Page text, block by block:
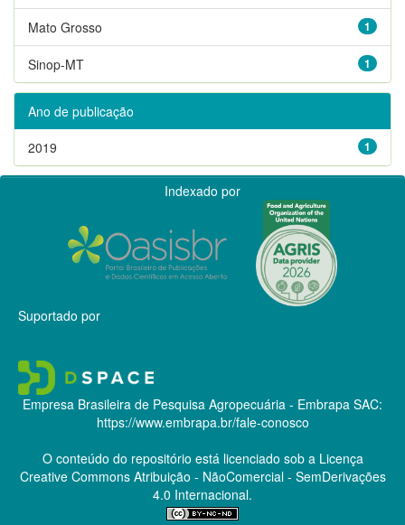
1
Mato Grosso
1
Sinop-MT
Ano de publicação
1
2019
Indexado por
Suportado por
Empresa Brasileira de Pesquisa Agropecuária - Embrapa SAC:
https://www.embrapa.br/fale-conosco
O conteúdo do repositório está licenciado sob a Licença
Creative CommonsAtribuição - NãoComercial - SemDerivações
4.0 Internacional.